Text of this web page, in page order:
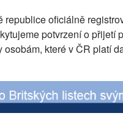
republice oficiálně
potvrzení o přijetí
osobám, které v ČR platí